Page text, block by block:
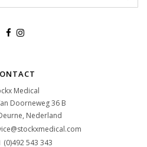
Medical
Doorneweg 36 B
Nederland
(0)492 543 343